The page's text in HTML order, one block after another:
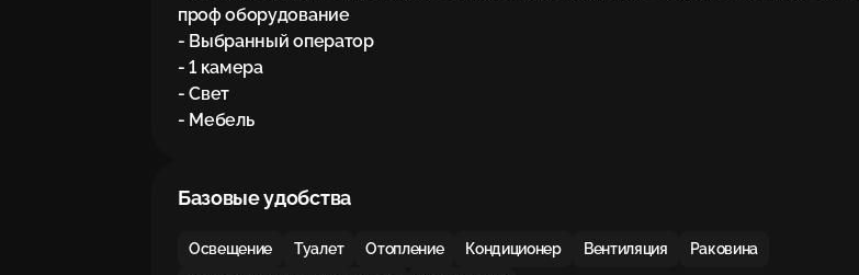
проф оборудование
- Выбранный оператор
- 1 камера
- Свет
- Мебель
Базовые удобства
Освещение Туалет Отопление Кондиционер Вентиляция Раковина